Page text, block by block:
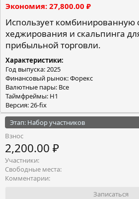
т
о
а
н
я
Экономия 27,800.00 ₽
Использует комбинированную
хеджирования и скальпинга
прибыльной торговли.
Характеристики
Год выпуска: 2025
Финансовый рынок: Форекс
Валютные пары: Все
Таймфреймы: H1
Версия: 26-fix
Этап: Набор участников
Взнос
2,200.00 ₽
Участники
Свободные места
Комментарии
Записаться